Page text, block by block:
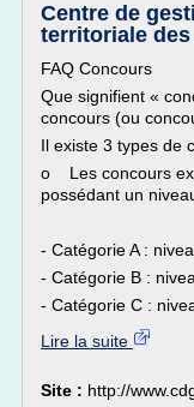
Centre de
territoriale des
FAQ Concours
Que signifient «
concours (ou
Il existe 3 types de
o Les concours
possédant un
- Catégorie A :
- Catégorie B :
- Catégorie C :
Lire la suite
Site : http://